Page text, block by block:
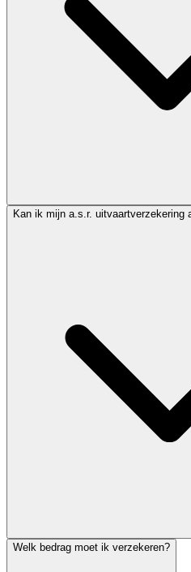
Kan ik mijn a.s.r. uitvaartverzekering
Welk bedrag moet ik verzekeren?